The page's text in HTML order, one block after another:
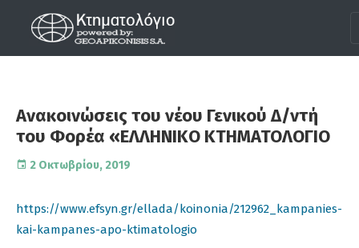
Ανακοινώσεις του νέου Γενικού Δ/ντή
του Φορέα «ΕΛΛΗΝΙΚΟ ΚΤΗΜΑΤΟΛΟΓΙΟ
2 Οκτωβρίου, 2019
https://www.efsyn.gr/ellada/koinonia/212962_kampanies-
kai-kampanes-apo-ktimatologio